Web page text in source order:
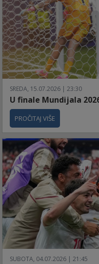
SREDA, 15.07.2026 | 23:30
U finale Mundijala
PROČITAJ VIŠE
SUBOTA, 04.07.2026 | 21:45